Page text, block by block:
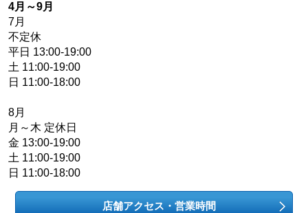
4月～9月
7月
不定休
平日 13:00-19:00
土 11:00-19:00
日 11:00-18:00
8月
月～木 定休日
金 13:00-19:00
土 11:00-19:00
日 11:00-18:00
店舗アクセス・営業時間